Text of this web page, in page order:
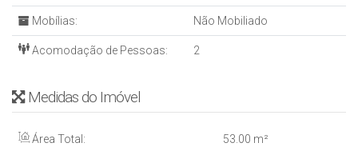
* Sala de jogos
* Salão de festas
* ⁠Espaço gourmet
– Área Privativa: 53 m²
– ⁠Condomínio: R$ 340,00 aprox.
Mobílias: Não Mobiliado
Acomodação de Pessoas: 2
Medidas do Imóvel
Área Total: 53 .00 m²